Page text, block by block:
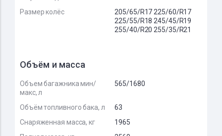
Размер колёс
205/65/R17 225/60/R17
225/55/R18 245/45/R19
255/40/R20 255/35/R21
Объём и масса
Объем багажника мин/
макс, л
565/1680
Объём топливного бака, л
63
Снаряженная масса, кг
1965